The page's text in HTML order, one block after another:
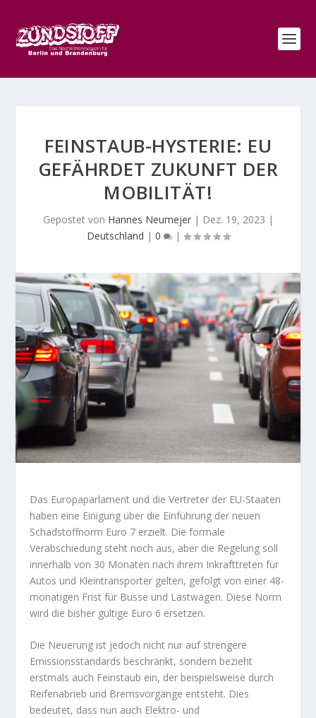
FEINSTAUB-HYSTERIE: EU
GEFÄHRDET ZUKUNFT DER
MOBILITÄT!
Gepostet von Hannes Neumejer| Dez. 19, 2023 |
Deutschland | 0 |
Das Europaparlament und die Vertreter der EU-Staaten
haben eine Einigung über die Einführung der neuen
Schadstoffnorm Euro 7 erzielt. Die formale
Verabschiedung steht noch aus, aber die Regelung soll
innerhalb von 30 Monaten nach ihrem Inkrafttreten für
Autos und Kleintransporter gelten, gefolgt von einer 48-
monatigen Frist für Busse und Lastwagen. Diese Norm
wird die bisher gültige Euro 6 ersetzen.
Die Neuerung ist jedoch nicht nur auf strengere
Emissionsstandards beschränkt, sondern bezieht
erstmals auch Feinstaub ein, der beispielsweise durch
Reifenabrieb und Bremsvorgänge entsteht. Dies
bedeutet, dass nun auch Elektro- und